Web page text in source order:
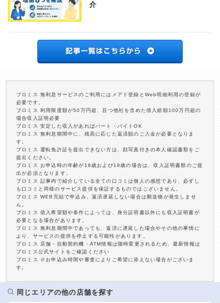
介
プロミス 無利息サービスのご利用にはメアド登録とWeb明細利用の登録が
必要です。
プロミス 利用限度額が50万円超、且つ他社を含めた借入総額100万円超の
場合収入証明必要
プロミス 安定した収入があればパート・バイトOK
プロミス 無利息期間中に、残高に応じた返済額のご入金が必要となりま
す。
プロミス 運転免許証を提出できない方は、顔写真付きの本人確認書類をご
提出ください。
プロミス お申込時の年齢が18歳および19歳の場合は、収入証明書類のご提
出が必須となります。
プロミス 記事内で紹介している全ての口コミは個人の感想であり、必ずし
も口コミと同様のサービス提供を保証するものではございません。
プロミス WEB完結で申込み、返済遅延しない場合は郵送物が発生しませ
ん。
プロミス 借入希望額や条件によっては、身分証明書以外にも収入証明書が
必要となる場合があります。
プロミス 無利息期間中であっても、返済に遅延した場合やその他の事情に
より、サービスの提供を停止する可能性があります。
プロミス 店舗・自動契約機・ATM情報は随時変更されるため、最新情報は
プロミス公式サイトをご確認ください
プロミス ※お申込み時間や審査によりご希望に添えない場合がございま
す。
同じエリアの他の店舗を探す